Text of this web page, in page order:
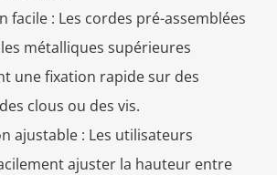
facile : Les cordes pré-assemblées
métalliques supérieures
une fixation rapide sur des
clous ou des vis.
ajustable : Les utilisateurs
ajuster la hauteur entre